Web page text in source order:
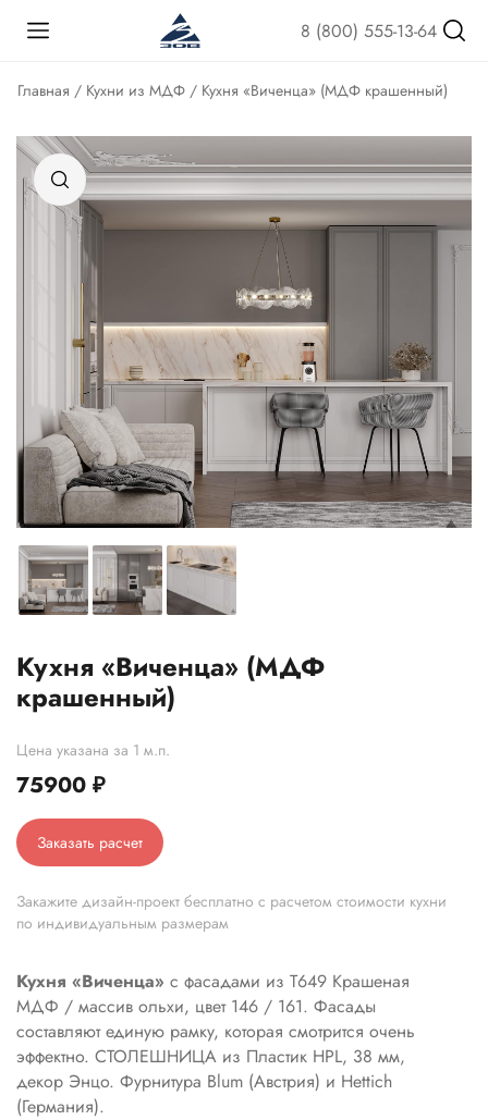
8 (800) 555-13-64
Главная / Кухни из МДФ / Кухня «Виченца» (МДФ крашенный)
Кухня «Виченца» (МДФ
крашенный)
Цена указана за 1 м.п.
75900 ₽
Заказать расчет
Закажите дизайн-проект бесплатно с расчетом стоимости кухни
по индивидуальным размерам
Кухня «Виченца» с фасадами из Т649 Крашеная
МДФ / массив ольхи, цвет 146 / 161. Фасады
составляют единую рамку, которая смотрится очень
эффектно. СТОЛЕШНИЦА из Пластик HPL, 38 мм,
декор Энцо. Фурнитура Blum (Австрия) и Hettich
(Германия).